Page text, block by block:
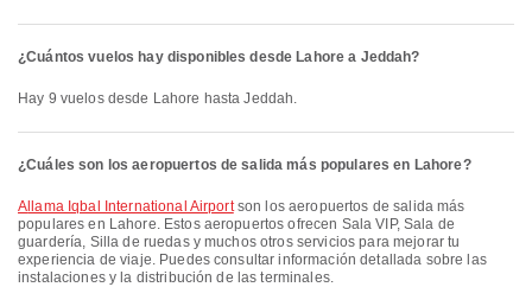
¿Cuántos vuelos hay disponibles desde Lahore a Jeddah?
Hay 9 vuelos desde Lahore hasta Jeddah.
¿Cuáles son los aeropuertos de salida más populares en Lahore?
Allama Iqbal International Airportson los aeropuertos de salida más
populares en Lahore. Estos aeropuertos ofrecen Sala VIP, Sala de
guardería, Silla de ruedas y muchos otros servicios para mejorar tu
experiencia de viaje. Puedes consultar información detallada sobre las
instalaciones y la distribución de las terminales.